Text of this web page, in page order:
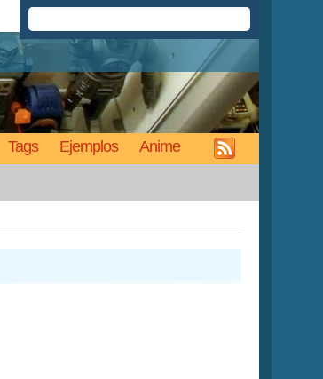
Tags Ejemplos Anime